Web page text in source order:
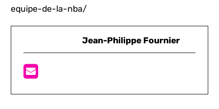
equipe-de-la-nba/
Jean-Philippe Fournier